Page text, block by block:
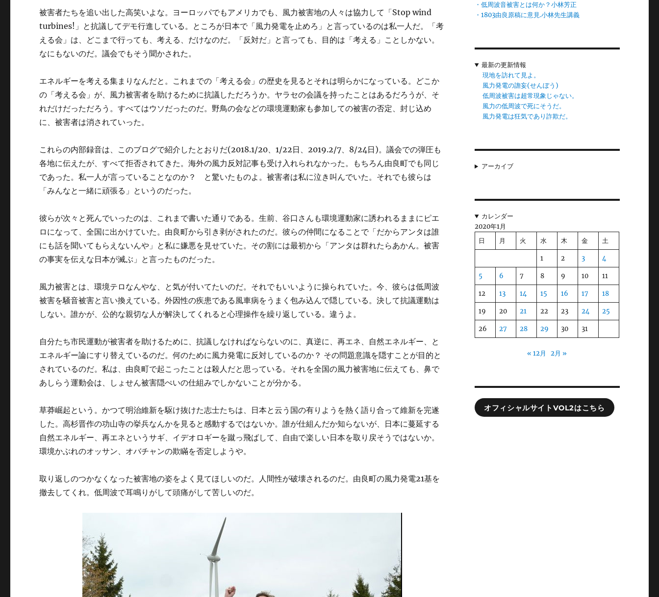
被害者たちを追い出した高笑いよな。ヨーロッパでもアメリカでも、風力被害地の人々は協力して「Stop wind
turbines!」と抗議してデモ行進している。ところが日本で「風力発電を止めろ」と言っているのは私一人だ。「考
える会」は、どこまで行っても、考える、だけなのだ。「反対だ」と言っても、目的は「考える」ことしかない。
なにもないのだ。議会でもそう聞かされた。
エネルギーを考える集まりなんだと。これまでの「考える会」の歴史を見るとそれは明らかになっている。どこか
の「考える会」が、風力被害者を助けるために抗議しただろうか。ヤラセの会議を持ったことはあるだろうが、そ
れだけだっただろう。すべてはウソだったのだ。野鳥の会などの環境運動家も参加しての被害の否定、封じ込め
に、被害者は消されていった。
これらの内部録音は、このブログで紹介したとおりだ(2018.1/20、1/22日、2019.2/7、8/24日)。議会での弾圧も
各地に伝えたが、すべて拒否されてきた。海外の風力反対記事も受け入れられなかった。もちろん由良町でも同じ
であった。私一人が言っていることなのか？ と驚いたものよ。被害者は私に泣き叫んでいた。それでも彼らは
「みんなと一緒に頑張る」というのだった。
彼らが次々と死んでいったのは、これまで書いた通りである。生前、谷口さんも環境運動家に誘われるままにピエ
ロになって、全国に出かけていた。由良町から引き剥がされたのだ。彼らの仲間になることで「だからアンタは誰
にも話を聞いてもらえないんや」と私に嫌悪を見せていた。その割には最初から「アンタは群れたらあかん。被害
の事実を伝えな日本が滅ぶ」と言ったものだった。
風力被害とは、環境テロなんやな、と気が付いてたいのだ。それでもいいように操られていた。今、彼らは低周波
被害を騒音被害と言い換えている。外因性の疾患である風車病をうまく包み込んで隠している。決して抗議運動は
しない。誰かが、公的な親切な人が解決してくれると心理操作を繰り返している。違うよ。
自分たち市民運動が被害者を助けるために、抗議しなければならないのに、真逆に、再エネ、自然エネルギー、と
エネルギー論にすり替えているのだ。何のために風力発電に反対しているのか？ その問題意識を隠すことが目的と
されているのだ。私は、由良町で起こったことは殺人だと思っている。それを全国の風力被害地に伝えても、鼻で
あしらう運動会は、しょせん被害隠ぺいの仕組みでしかないことが分かる。
草莽崛起という。かつて明治維新を駆け抜けた志士たちは、日本と云う国の有りようを熱く語り合って維新を完遂
した。高杉晋作の功山寺の挙兵なんかを見ると感動するではないか。誰が仕組んだか知らないが、日本に蔓延する
自然エネルギー、再エネというサギ、イデオロギーを蹴っ飛ばして、自由で楽しい日本を取り戻そうではないか。
環境かぶれのオッサン、オバチャンの欺瞞を否定しようや。
取り返しのつかなくなった被害地の姿をよく見てほしいのだ。人間性が破壊されるのだ。由良町の風力発電21基を
撤去してくれ。低周波で耳鳴りがして頭痛がして苦しいのだ。
・低周波音被害とは何か？小林芳正
・1803由良原稿に意見.小林先生講義
最新の更新情報
現地を訪れて見よ。
風力発電の譫妄(せんぼう)
低周波被害は超常現象じゃない。
風力の低周波で死にそうだ。
風力発電は狂気であり詐欺だ。
アーカイブ
カレンダー
2020年1月
日
月 火 水 木 金 土
1 2 3 4
5 6 7 8 9 10 11
12 13 14 15 16 17 18
19 20 21 22 23 24 25
26 27 28 29 30 31
« 12月 2月 »
オフィシャルサイトVOL2はこちら